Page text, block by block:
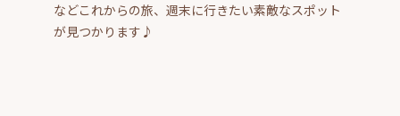
などこれからの旅、週末に行きたい素敵なスポット
が見つかります♪